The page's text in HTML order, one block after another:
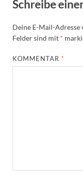
Schreibe
Deine E-Mail-
Felder sind mit *
KOMMENTAR *